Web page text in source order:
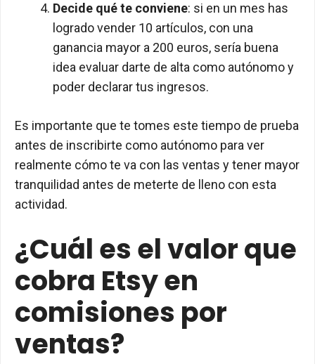
Decide qué te conviene: si en un mes has
logrado vender 10 artículos, con una
ganancia mayor a 200 euros, sería buena
idea evaluar darte de alta como autónomo y
poder declarar tus ingresos.
Es importante que te tomes este tiempo de prueba
antes de inscribirte como autónomo para ver
realmente cómo te va con las ventas y tener mayor
tranquilidad antes de meterte de lleno con esta
actividad.
¿Cuál es el valor que
cobra Etsy en
comisiones por
ventas?